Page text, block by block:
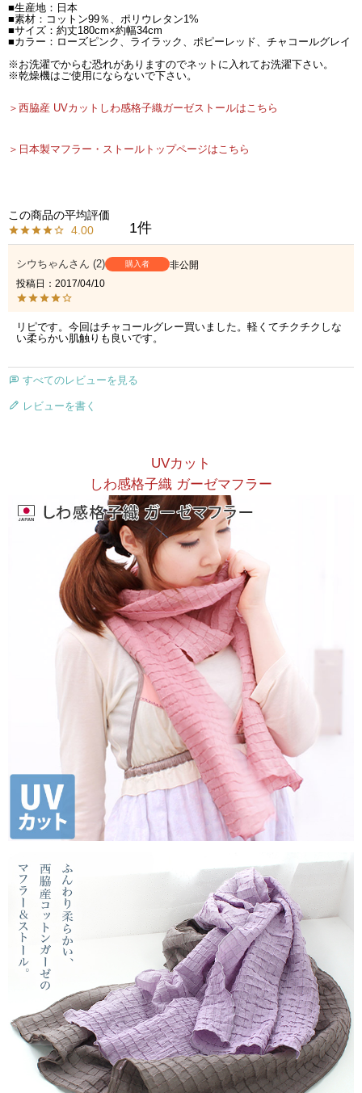
■生産地：日本
■素材：コットン99％、ポリウレタン1%
■サイズ：約丈180cm×約幅34cm
■カラー：ローズピンク、ライラック、ポピーレッド、チャコールグレイ
※お洗濯でからむ恐れがありますのでネットに入れてお洗濯下さい。
※乾燥機はご使用にならないで下さい。
＞西脇産 UVカットしわ感格子織ガーゼストールはこちら
＞日本製マフラー・ストールトップページはこちら
4.00 1
シウちゃん 2 購入者
非公開
投稿日
2017/04/10
リピです。今回はチャコールグレー買いました。軽くてチクチクしな
い柔らかい肌触りも良いです。
すべてのレビューを見る
レビューを書く
UVカット
しわ感格子織 ガーゼマフラー